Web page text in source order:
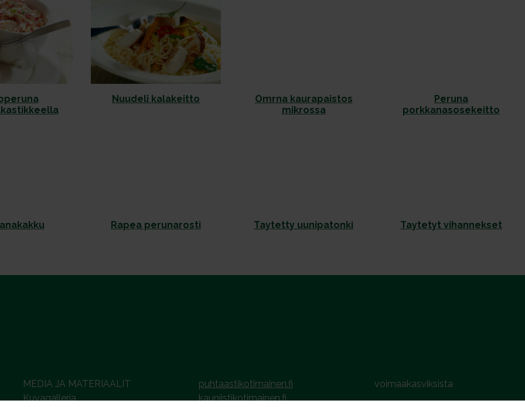
Nuudeli kalakeitto
Omrna kaurapaistos
mikrossa
Peruna
porkkanasosekeitto
Rapea perunarosti Taytetty uunipatonki Taytetyt vihannekset
MEDIA JA MATERIAALIT
Kuvagalleria
puhtaastikotimainen.fi
kauniistikotimainen.fi
voimaakasviksista